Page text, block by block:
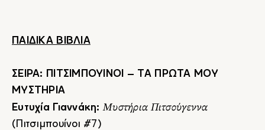
ΠΑΙΔΙΚΑ ΒΙΒΛΙΑ
ΣΕΙΡΑ: ΠΙΤΣΙΜΠΟΥΙΝΟΙ – ΤΑ ΠΡΩΤΑ ΜΟΥ
ΜΥΣΤΗΡΙΑ
Ευτυχία Γιαννάκη: Μυστήρια Πιτσούγεννα
(Πιτσιμπουίνοι #7)